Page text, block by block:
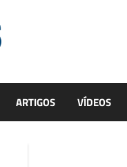
ARTIGOS VÍDEOS